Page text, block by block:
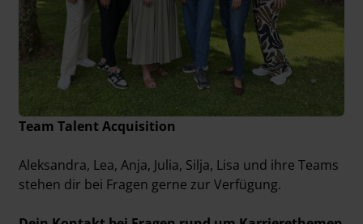
Team Talent Acquisition
Aleksandra, Lea, Anja, Julia, Silja, Lisa und ihre Teams
stehen dir bei Fragen gerne zur Verfügung.